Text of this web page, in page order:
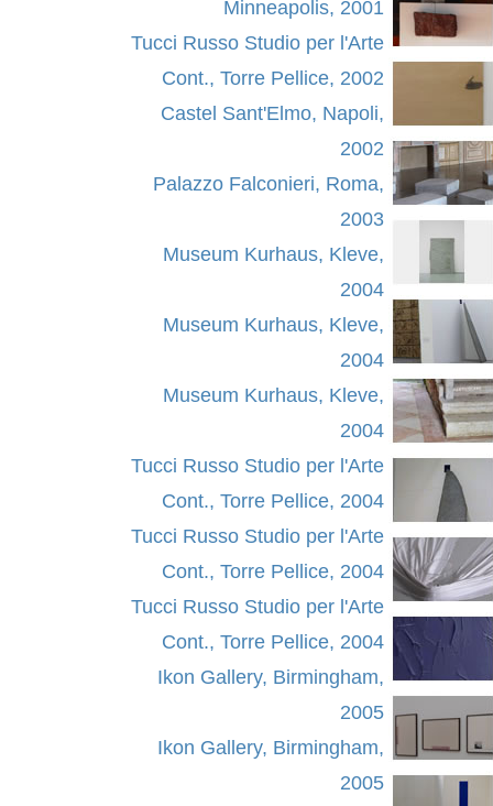
Minneapolis, 2001
Tucci Russo Studio per l'Arte
Cont., Torre Pellice, 2002
Castel Sant'Elmo, Napoli,
2002
Palazzo Falconieri, Roma,
2003
Museum Kurhaus, Kleve,
2004
Museum Kurhaus, Kleve,
2004
Museum Kurhaus, Kleve,
2004
Tucci Russo Studio per l'Arte
Cont., Torre Pellice, 2004
Tucci Russo Studio per l'Arte
Cont., Torre Pellice, 2004
Tucci Russo Studio per l'Arte
Cont., Torre Pellice, 2004
Ikon Gallery, Birmingham,
2005
Ikon Gallery, Birmingham,
2005